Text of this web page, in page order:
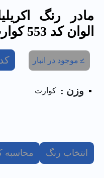
مادر رنگ
الوان کد 553 كوارت
موجود در انبار
وزن : کوارت
انتخاب رنگ محاسبه